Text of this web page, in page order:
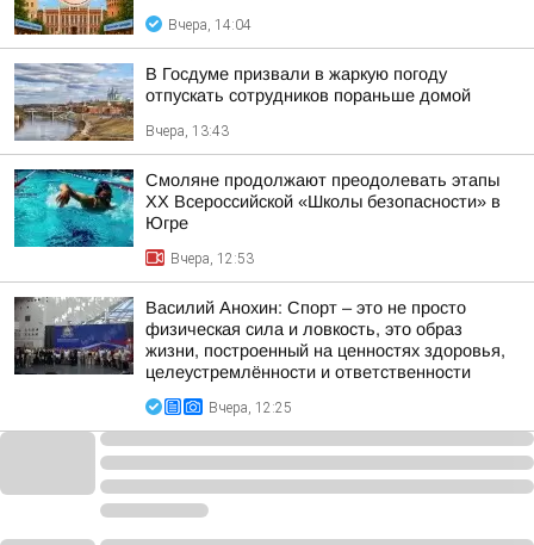
Вчера, 14:04
В Госдуме призвали в жаркую погоду
отпускать сотрудников пораньше домой
Вчера, 13:43
Смоляне продолжают преодолевать этапы
XX Всероссийской «Школы безопасности» в
Югре
Вчера, 12:53
Василий Анохин: Спорт – это не просто
физическая сила и ловкость, это образ
жизни, построенный на ценностях здоровья,
целеустремлённости и ответственности
Вчера, 12:25